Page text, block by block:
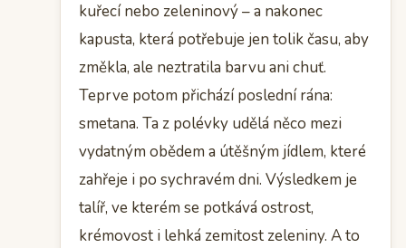
kuřecí nebo zeleninový – a nakonec
kapusta, která potřebuje jen tolik času, aby
změkla, ale neztratila barvu ani chuť.
Teprve potom přichází poslední rána:
smetana. Ta z polévky udělá něco mezi
vydatným obědem a útěšným jídlem, které
zahřeje i po sychravém dni. Výsledkem je
talíř, ve kterém se potkává ostrost,
krémovost i lehká zemitost zeleniny. A to